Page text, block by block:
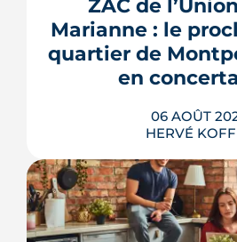
ZAC de
Marianne : le
quartier de
en
06 AOÛT
HERVÉ